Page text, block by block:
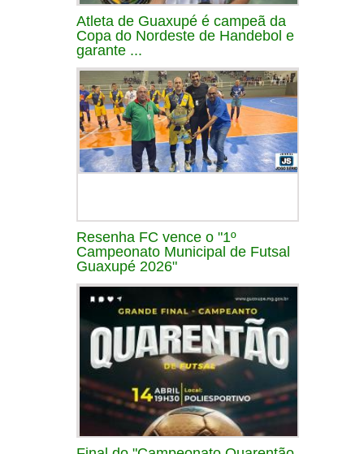
Atleta de Guaxupé é campeã da
Copa do Nordeste de Handebol e
garante ...
Resenha FC vence o "1º
Campeonato Municipal de Futsal
Guaxupé 2026"